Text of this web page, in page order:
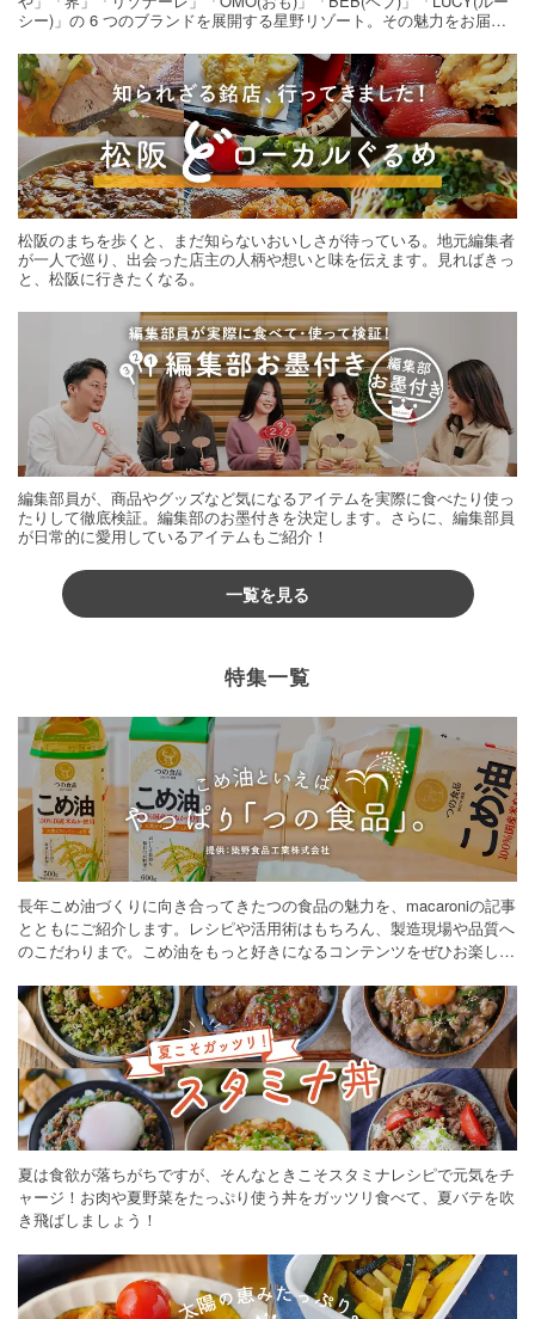
シー)」の 6 つのブランドを展開する星野リゾート。その魅力をお届け
松阪のまちを歩くと、まだ知らないおいしさが待っている。地元編集者
が一人で巡り、出会った店主の人柄や想いと味を伝えます。見ればきっ
と、松阪に行きたくなる。
編集部員が、商品やグッズなど気になるアイテムを実際に食べたり使っ
たりして徹底検証。編集部のお墨付きを決定します。さらに、編集部員
が日常的に愛用しているアイテムもご紹介！
一覧を見る
特集一覧
長年こめ油づくりに向き合ってきたつの食品の魅力を、macaroniの記事
とともにご紹介します。レシピや活用術はもちろん、製造現場や品質へ
のこだわりまで。こめ油をもっと好きになるコンテンツをぜひお楽しみ
夏は食欲が落ちがちですが、そんなときこそスタミナレシピで元気をチ
ャージ！お肉や夏野菜をたっぷり使う丼をガッツリ食べて、夏バテを吹
き飛ばしましょう！